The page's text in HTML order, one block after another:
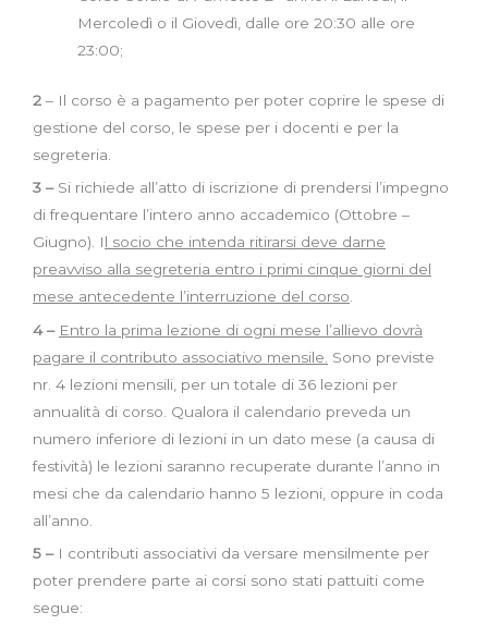
Mercoledì o il Giovedì, dalle ore 20:30 alle ore
23:00;
2 – Il corso è a pagamento per poter coprire le spese di
gestione del corso, le spese per i docenti e per la
segreteria.
3 – Si richiede all’atto di iscrizione di prendersi l’impegno
di frequentare l’intero anno accademico (Ottobre –
Giugno). Il socio che intenda ritirarsi deve darne
preavviso alla segreteria entro i primi cinque giorni del
mese antecedente l’interruzione del corso.
4 – Entro la prima lezione di ogni mese l’allievo dovrà
pagare il contributo associativo mensile. Sono previste
nr. 4 lezioni mensili, per un totale di 36 lezioni per
annualità di corso. Qualora il calendario preveda un
numero inferiore di lezioni in un dato mese (a causa di
festività) le lezioni saranno recuperate durante l’anno in
mesi che da calendario hanno 5 lezioni, oppure in coda
all’anno.
5 – I contributi associativi da versare mensilmente per
poter prendere parte ai corsi sono stati pattuiti come
segue: